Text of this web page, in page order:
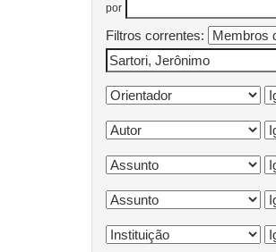
por
Filtros correntes: